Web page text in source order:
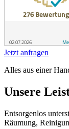
Jetzt anfragen
Alles aus einer
Unsere
Entsorgenlos
Räumung,